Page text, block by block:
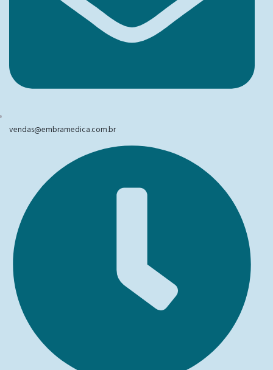
vendas@embramedica.com.br